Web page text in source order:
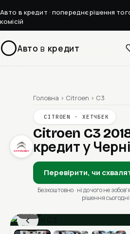
Авто в кредит · попереднє рішення
комісій
Авто в кредит
Головна › Citroen › C3
CITROEN · ХЕТЧБЕК
Citroen C3
кредит у
Перевірити, чи
Безкоштовно · ні до чого не
рішення сьогодні
‹
1 / 13
Ціна в місяць